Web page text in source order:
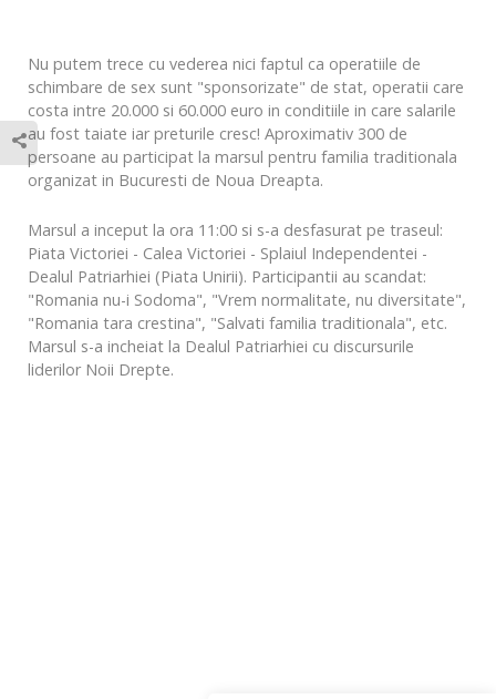
Nu putem trece cu vederea nici faptul ca operatiile de
schimbare de sex sunt "sponsorizate" de stat, operatii care
costa intre 20.000 si 60.000 euro in conditiile in care salarile
au fost taiate iar preturile cresc! Aproximativ 300 de
persoane au participat la marsul pentru familia traditionala
organizat in Bucuresti de Noua Dreapta.
Marsul a inceput la ora 11:00 si s-a desfasurat pe traseul:
Piata Victoriei - Calea Victoriei - Splaiul Independentei -
Dealul Patriarhiei (Piata Unirii). Participantii au scandat:
"Romania nu-i Sodoma", "Vrem normalitate, nu diversitate",
"Romania tara crestina", "Salvati familia traditionala", etc.
Marsul s-a incheiat la Dealul Patriarhiei cu discursurile
liderilor Noii Drepte.